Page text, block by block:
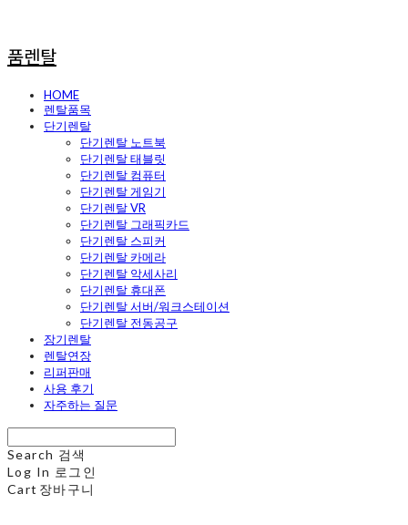
품렌탈
HOME
렌탈품목
단기렌탈
단기렌탈 노트북
단기렌탈 태블릿
단기렌탈 컴퓨터
단기렌탈 게임기
단기렌탈 VR
단기렌탈 그래픽카드
단기렌탈 스피커
단기렌탈 카메라
단기렌탈 악세사리
단기렌탈 휴대폰
단기렌탈 서버/워크스테이션
단기렌탈 전동공구
장기렌탈
렌탈연장
리퍼판매
사용 후기
자주하는 질문
Search 검색
Log In 로그인
Cart 장바구니